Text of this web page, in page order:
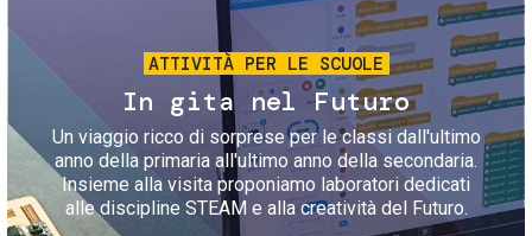
ATTIVITÀ PER LE SCUOLE
In gita nel Futuro
Un viaggio ricco di sorprese per le classi dall'ultimo
anno della primaria all'ultimo anno della secondaria.
Insieme alla visita proponiamo laboratori dedicati
alle discipline STEAM e alla creatività del Futuro.